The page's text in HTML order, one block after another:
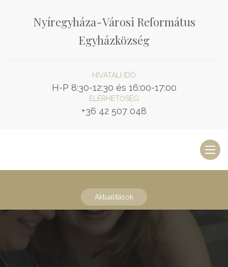
Nyíregyháza-Városi Református
Egyházközség
HIVATALI IDŐ
H-P 8:30-12:30 és 16:00-17:00
ELÉRHETŐSÉG
+36 42 507 048
Aktualitások